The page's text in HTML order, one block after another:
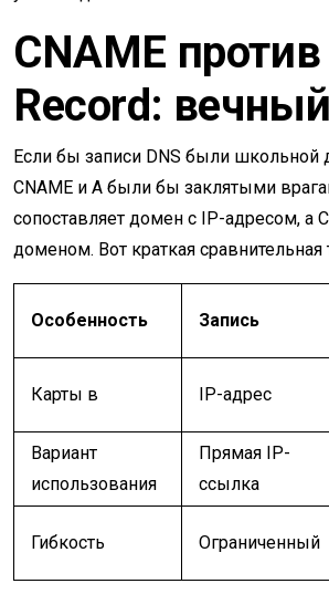
CNAME
Record:
Если бы записи DNS были школьной
CNAME и A были бы заклятыми
сопоставляет домен с IP-адресом, а
доменом. Вот краткая сравнительная
Особенность Запись
Карты в IP-адрес
Вариант
использования
Прямая IP-
ссылка
Гибкость Ограниченный